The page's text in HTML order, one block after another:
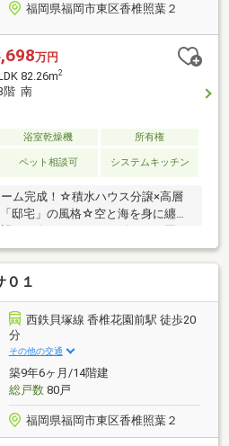
福岡県福岡市東区香椎照葉２
万円
82.26m2
階 南
浴室乾燥機
所有権
ペット相談可 システムキッチン
ム完成！☆積水ハウス分譲×高層
邸宅」の風格☆空と海を身に纏
望む圧巻のオーシャンビュー☆夏の
ルコニーから愉しむ大輪の花火環
そして繋がり。4つの願いが、美
した。先進の街・照葉で、ひとき
常を。☆ご内覧、物件の詳細確認
（即日案内も可能です♪）物件担
TEL：090-6693-4082公式
０１
西鉄貝塚線 香椎花園前駅 徒歩20
分
その他の交通
築9年6ヶ月/14階建
総戸数80戸
福岡県福岡市東区香椎照葉２